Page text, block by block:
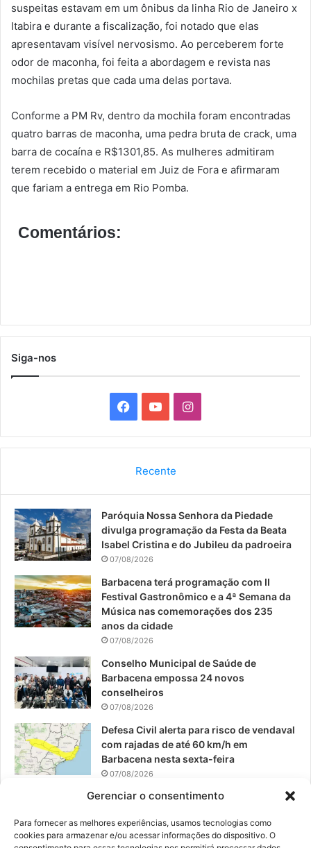
Gerenciar o consentimento
Para fornecer as melhores experiências, usamos tecnologias como
cookies para armazenar e/ou acessar informações do dispositivo. O
suspeitas estavam em um ônibus da linha Rio de Janeiro x
Itabira e durante a fiscalização, foi notado que elas
apresentavam visível nervosismo. Ao perceberem forte
odor de maconha, foi feita a abordagem e revista nas
mochilas pretas que cada uma delas portava.
Conforme a PM Rv, dentro da mochila foram encontradas
quatro barras de maconha, uma pedra bruta de crack, uma
barra de cocaína e R$1301,85. As mulheres admitiram
terem recebido o material em Juiz de Fora e afirmaram
que fariam a entrega em Rio Pomba.
Comentários:
Siga-nos
a
b
o
k
o
u
b
I
n
a
g
a
Recente
Paróquia Nossa Senhora da Piedade
divulga programação da Festa da Beata
Isabel Cristina e do Jubileu da padroeira
07/08/2026
Barbacena terá programação com II
Festival Gastronômico e a 4ª Semana da
Música nas comemorações dos 235
anos da cidade
07/08/2026
Conselho Municipal de Saúde de
Barbacena empossa 24 novos
conselheiros
07/08/2026
Defesa Civil alerta para risco de vendaval
com rajadas de até 60 km/h em
Barbacena nesta sexta-feira
07/08/2026
EPCAR tem a melhor nota do IDEB no
06/08/2026